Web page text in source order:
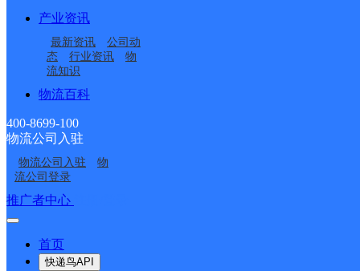
产业资讯
最新资讯
公司动
态
行业资讯
物
流知识
物流百科
400-8699-100
物流公司入驻
物流公司入驻
物
流公司登录
推广者中心
首页
快递鸟API
园营业部
环城路邮政所
包头赛汗网点
决方案
接口API
API接口文档
API接口 DEMO下载